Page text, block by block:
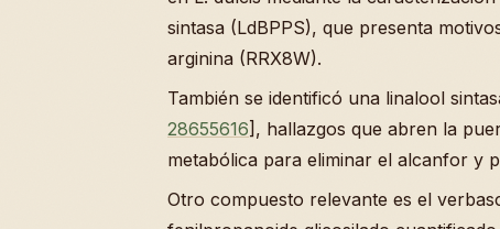
sintasa (LdBPPS), que presenta
arginina (RRX8W).
También se identificó una linalool
28655616], hallazgos que abren la
metabólica para eliminar el alcanfor y
Otro compuesto relevante es el